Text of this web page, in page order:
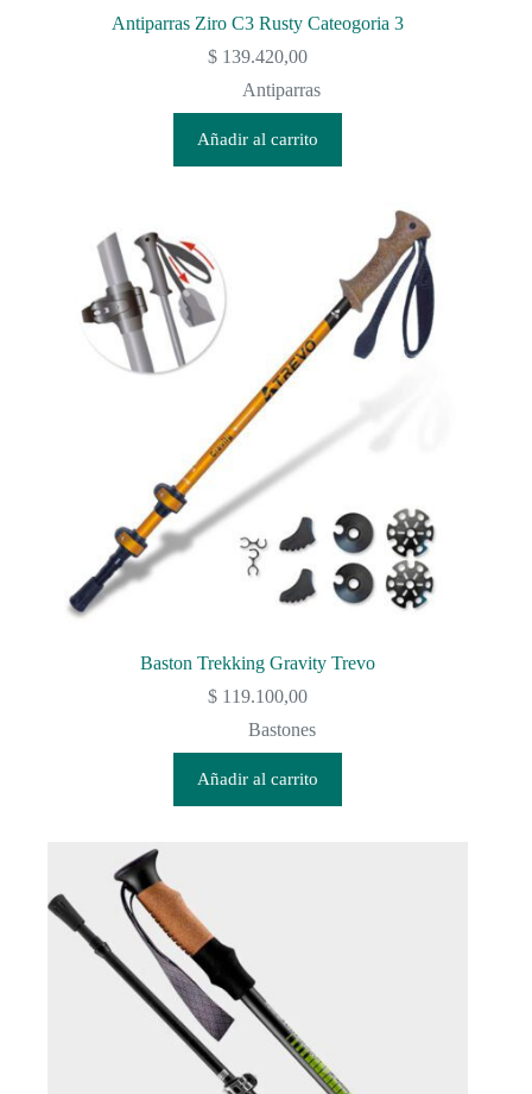
Antiparras Ziro C3 Rusty Cateogoria 3
$ 139.420,00
Antiparras
Añadir al carrito
Baston Trekking Gravity Trevo
$ 119.100,00
Bastones
Añadir al carrito